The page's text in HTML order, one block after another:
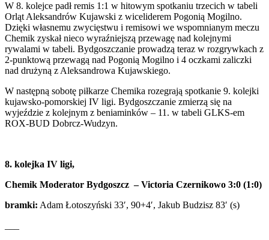
W 8. kolejce padł remis 1:1 w hitowym spotkaniu trzecich w tabeli
Orląt Aleksandrów Kujawski z wiceliderem Pogonią Mogilno.
Dzięki własnemu zwycięstwu i remisowi we wspomnianym meczu
Chemik zyskał nieco wyraźniejszą przewagę nad kolejnymi
rywalami w tabeli. Bydgoszczanie prowadzą teraz w rozgrywkach z
2-punktową przewagą nad Pogonią Mogilno i 4 oczkami zaliczki
nad drużyną z Aleksandrowa Kujawskiego.
W następną sobotę piłkarze Chemika rozegrają spotkanie 9. kolejki
kujawsko-pomorskiej IV ligi. Bydgoszczanie zmierzą się na
wyjeździe z kolejnym z beniaminków – 11. w tabeli GLKS-em
ROX-BUD Dobrcz-Wudzyn.
8. kolejka IV ligi,
Chemik Moderator Bydgoszcz – Victoria Czernikowo 3:0 (1:0)
bramki: Adam Łotoszyński 33′, 90+4′, Jakub Budzisz 83′ (s)